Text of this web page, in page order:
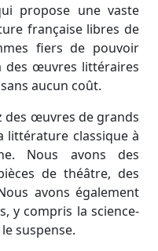
propose une vaste
française libres de
fiers de pouvoir
des œuvres littéraires
aucun coût.
des œuvres de grands
littérature classique à
Nous avons des
de théâtre, des
avons également
y compris la science-
suspense.